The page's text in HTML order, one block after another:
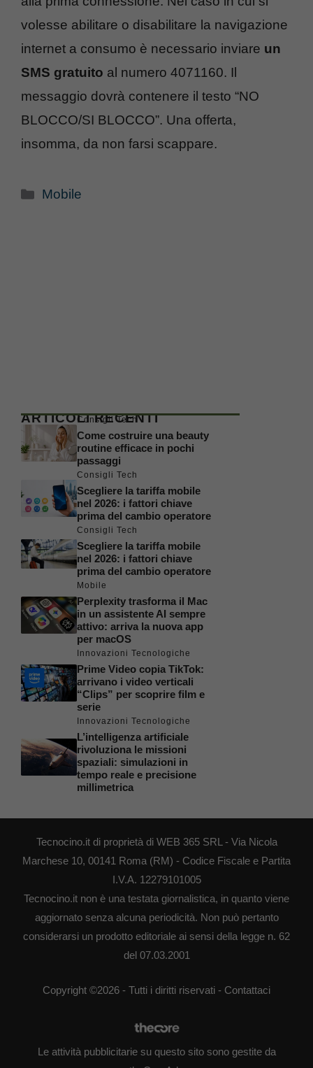
volesse abilitare o disabilitare la navigazione
internet a consumo è necessario inviare un
SMS gratuito al numero 4071160. Il
messaggio dovrà contenere il testo “NO
BLOCCO/SI BLOCCO”. Una offerta,
insomma, da non farsi scappare.
Categorie
Mobile
ARTICOLI RECENTI
Consigli Tech
Come costruire una beauty
routine efficace in pochi
passaggi
Consigli Tech
Scegliere la tariffa mobile
nel 2026: i fattori chiave
prima del cambio operatore
Consigli Tech
Scegliere la tariffa mobile
nel 2026: i fattori chiave
prima del cambio operatore
Mobile
Perplexity trasforma il Mac
in un assistente AI sempre
attivo: arriva la nuova app
per macOS
Innovazioni Tecnologiche
Prime Video copia TikTok:
arrivano i video verticali
“Clips” per scoprire film e
serie
Innovazioni Tecnologiche
L’intelligenza artificiale
rivoluziona le missioni
spaziali: simulazioni in
tempo reale e precisione
millimetrica
Tecnocino.it di proprietà di WEB 365 SRL - Via Nicola
Marchese 10, 00141 Roma (RM) - Codice Fiscale e Partita
I.V.A. 12279101005
Tecnocino.it non è una testata giornalistica, in quanto viene
aggiornato senza alcuna periodicità. Non può pertanto
considerarsi un prodotto editoriale ai sensi della legge n. 62
del 07.03.2001
Copyright ©2026 - Tutti i diritti riservati - Contattaci
Le attività pubblicitarie su questo sito sono gestite da